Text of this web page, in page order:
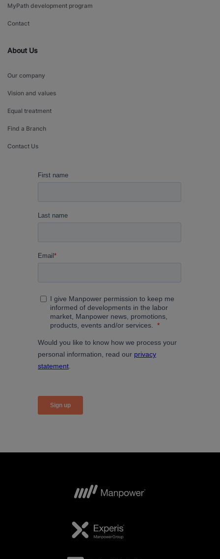
MyPath development program
Contact
About Us
Our company
Vision and values
Equal treatment
Find a Branch
Contact Us